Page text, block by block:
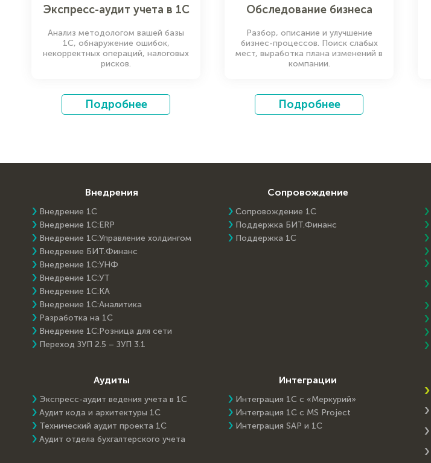
Экспресс-аудит учета в 1С
Анализ методологом вашей базы
1С, обнаружение ошибок,
некорректных операций, налоговых
рисков.
Подробнее
Обследование бизнеса
Разбор, описание и улучшение
бизнес-процессов. Поиск слабых
мест, выработка плана изменений в
компании.
Подробнее
Внедрения
Внедрение 1С
Внедрение 1C:ERP
Внедрение 1С:Управление холдингом
Внедрение БИТ.Финанс
Внедрение 1С:УНФ
Внедрение 1С:УТ
Внедрение 1С:КА
Внедрение 1С:Аналитика
Разработка на 1С
Внедрение 1С:Розница для сети
Переход ЗУП 2.5 – ЗУП 3.1
Сопровождение
Сопровождение 1С
Поддержка БИТ.Финанс
Поддержка 1С
Аудиты
Экспресс-аудит ведения учета в 1С
Аудит кода и архитектуры 1С
Технический аудит проекта 1С
Аудит отдела бухгалтерского учета
Интеграции
Интеграция 1С с «Меркурий»
Интеграция 1С с MS Project
Интеграция SAP и 1C